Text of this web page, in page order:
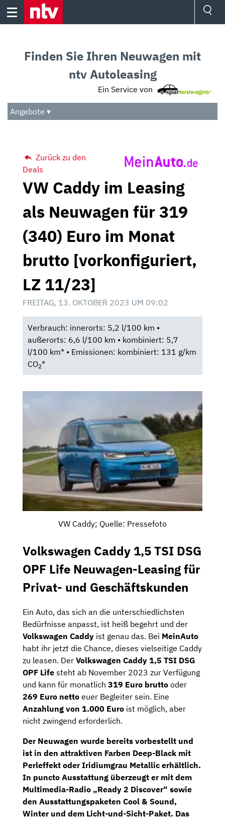
Skip
Audio
Das Beste
Finden Sie Ihren Neuwagen mit
ntv Autoleasing
Ein Service von
Angebote ▾
Zurück zu den
Deals
VW Caddy im Leasing
als Neuwagen für 319
(340) Euro im Monat
brutto [vorkonfiguriert,
LZ 11/23]
FREITAG, 13. OKTOBER 2023 UM 09:02
Verbrauch: innerorts: 5,2 l/100 km •
außerorts: 6,6 l/100 km • kombiniert: 5,7
l/100 km* • Emissionen: kombiniert: 131 g/km
CO2*
VW Caddy; Quelle: Pressefoto
Volkswagen Caddy 1,5 TSI DSG
OPF Life Neuwagen-Leasing für
Privat- und Geschäftskunden
Ein Auto, das sich an die unterschiedlichsten
Bedürfnisse anpasst, ist heiß begehrt und der
Volkswagen Caddy ist genau das. Bei MeinAuto
habt ihr jetzt die Chance, dieses vielseitige Caddy
zu leasen. Der Volkswagen Caddy 1,5 TSI DSG
OPF Life steht ab November 2023 zur Verfügung
und kann für monatlich 319 Euro brutto oder
269 Euro netto euer Begleiter sein. Eine
Anzahlung von 1.000 Euro ist möglich, aber
nicht zwingend erforderlich.
Der Neuwagen wurde bereits vorbestellt und
ist in den attraktiven Farben Deep-Black mit
Perleffekt oder Iridiumgrau Metallic erhältlich.
In puncto Ausstattung überzeugt er mit dem
Multimedia-Radio „Ready 2 Discover“ sowie
den Ausstattungspaketen Cool & Sound,
Winterund dem Licht-und-Sicht-Paket. Das